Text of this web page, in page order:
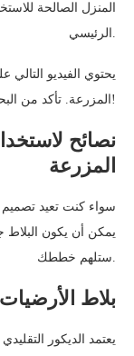
المنزل الصالحة
الرئيسي.
يحتوي الفيديو
المزرعة. تأكد من البحث عن أفكار البلاط وأنت تشاهد!
نصائح
المزرعة
سواء كنت تعيد تصميم
يمكن أن يكون البلاط
ستلهم خططك.
1. بلاط الأرضيات
يعتمد الديكور